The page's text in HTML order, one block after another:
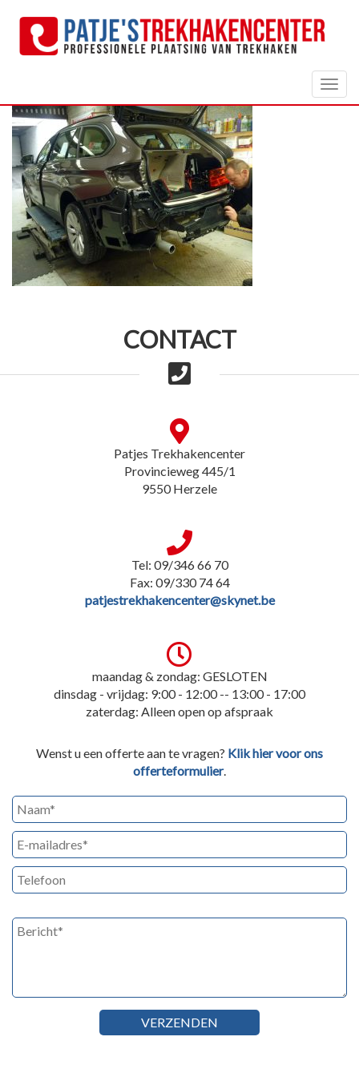
CONTACT
Patjes Trekhakencenter
Provincieweg 445/1
9550 Herzele
Tel: 09/346 66 70
Fax: 09/330 74 64
patjestrekhakencenter@skynet.be
maandag & zondag: GESLOTEN
dinsdag - vrijdag: 9:00 - 12:00 -- 13:00 - 17:00
zaterdag: Alleen open op afspraak
Wenst u een offerte aan te vragen? Klik hier voor ons
offerteformulier.